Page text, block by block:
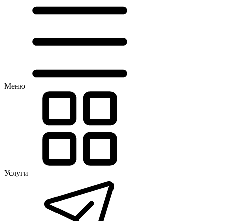
Меню
Услуги